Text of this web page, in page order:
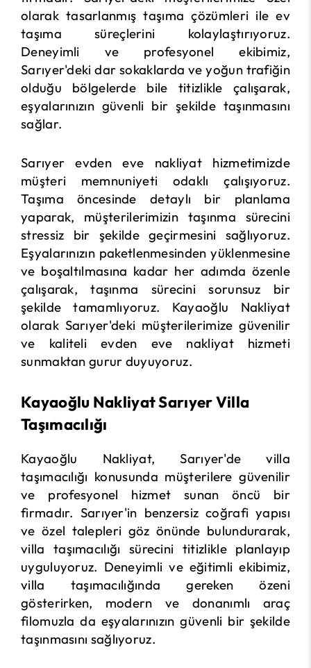
olarak tasarlanmış taşıma çözümleri ile ev
taşıma süreçlerini kolaylaştırıyoruz.
Deneyimli ve profesyonel ekibimiz,
Sarıyer'deki dar sokaklarda ve yoğun trafiğin
olduğu bölgelerde bile titizlikle çalışarak,
eşyalarınızın güvenli bir şekilde taşınmasını
sağlar.
Sarıyer evden eve nakliyat hizmetimizde
müşteri memnuniyeti odaklı çalışıyoruz.
Taşıma öncesinde detaylı bir planlama
yaparak, müşterilerimizin taşınma sürecini
stressiz bir şekilde geçirmesini sağlıyoruz.
Eşyalarınızın paketlenmesinden yüklenmesine
ve boşaltılmasına kadar her adımda özenle
çalışarak, taşınma sürecini sorunsuz bir
şekilde tamamlıyoruz. Kayaoğlu Nakliyat
olarak Sarıyer'deki müşterilerimize güvenilir
ve kaliteli evden eve nakliyat hizmeti
sunmaktan gurur duyuyoruz.
Kayaoğlu Nakliyat Sarıyer Villa
Taşımacılığı
Kayaoğlu Nakliyat, Sarıyer'de villa
taşımacılığı konusunda müşterilere güvenilir
ve profesyonel hizmet sunan öncü bir
firmadır. Sarıyer'in benzersiz coğrafi yapısı
ve özel talepleri göz önünde bulundurarak,
villa taşımacılığı sürecini titizlikle planlayıp
uyguluyoruz. Deneyimli ve eğitimli ekibimiz,
villa taşımacılığında gereken özeni
gösterirken, modern ve donanımlı araç
filomuzla da eşyalarınızın güvenli bir şekilde
taşınmasını sağlıyoruz.